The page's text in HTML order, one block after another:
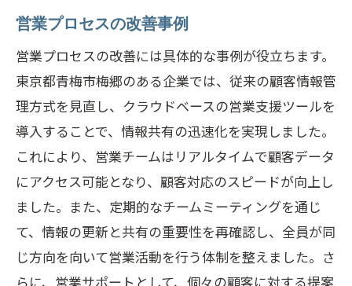
営業プロセスの改善事例
営業プロセスの改善には具体的な事例が役立ちます。
東京都青梅市梅郷のある企業では、従来の顧客情報管
理方式を見直し、クラウドベースの営業支援ツールを
導入することで、情報共有の迅速化を実現しました。
これにより、営業チームはリアルタイムで顧客データ
にアクセス可能となり、顧客対応のスピードが向上し
ました。また、定期的なチームミーティングを通じ
て、情報の更新と共有の重要性を再確認し、全員が同
じ方向を向いて営業活動を行う体制を整えました。さ
らに、営業サポートとして、個々の顧客に対する提案